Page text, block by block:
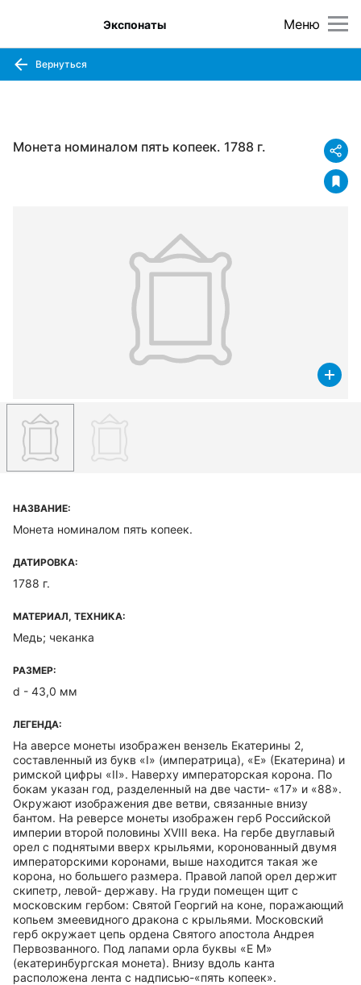
Меню
Экспонаты
Вернуться
Монета номиналом пять копеек. 1788 г.
НАЗВАНИЕ:
Монета номиналом пять копеек.
ДАТИРОВКА:
1788 г.
МАТЕРИАЛ, ТЕХНИКА:
Медь; чеканка
РАЗМЕР:
d - 43,0 мм
ЛЕГЕНДА:
На аверсе монеты изображен вензель Екатерины 2,
составленный из букв «I» (императрица), «Е» (Екатерина) и
римской цифры «II». Наверху императорская корона. По
бокам указан год, разделенный на две части- «17» и «88».
Окружают изображения две ветви, связанные внизу
бантом. На реверсе монеты изображен герб Российской
империи второй половины XVIII века. На гербе двуглавый
орел с поднятыми вверх крыльями, коронованный двумя
императорскими коронами, выше находится такая же
корона, но большего размера. Правой лапой орел держит
скипетр, левой- державу. На груди помещен щит с
московским гербом: Святой Георгий на коне, поражающий
копьем змеевидного дракона с крыльями. Московский
герб окружает цепь ордена Святого апостола Андрея
Первозванного. Под лапами орла буквы «Е М»
(екатеринбургская монета). Внизу вдоль канта
расположена лента с надписью-«пять копеек».